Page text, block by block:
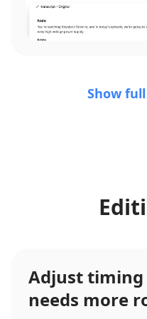
Show
Adjust
needs more